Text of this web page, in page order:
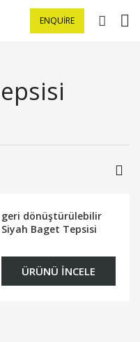
ENQUIRE
geri dönüştürülebilir
Siyah Baget Tepsisi
ÜRÜNÜ İNCELE